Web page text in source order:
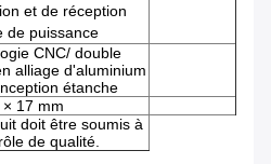
et de réception
de puissance
CNC/ double
alliage d'aluminium
étanche
17 mm
doit être soumis à
de qualité.